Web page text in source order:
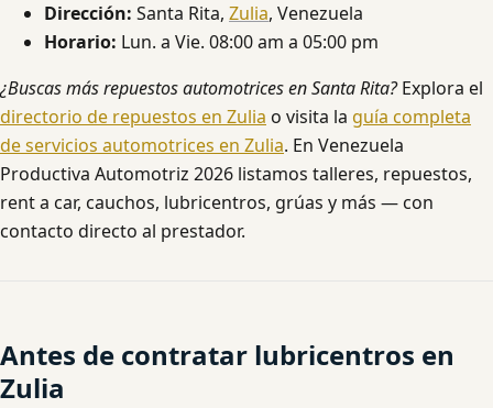
Dirección: Santa Rita, Zulia, Venezuela
Horario: Lun. a Vie. 08:00 am a 05:00 pm
¿Buscas más repuestos automotrices en Santa Rita?Explora el
directorio de repuestos en Zulia o visita la guía completa
de servicios automotrices en Zulia. En Venezuela
Productiva Automotriz 2026 listamos talleres, repuestos,
rent a car, cauchos, lubricentros, grúas y más — con
contacto directo al prestador.
Antes de contratar lubricentros en
Zulia